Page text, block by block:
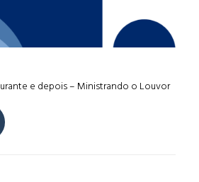
e depois – Ministrando o Louvor